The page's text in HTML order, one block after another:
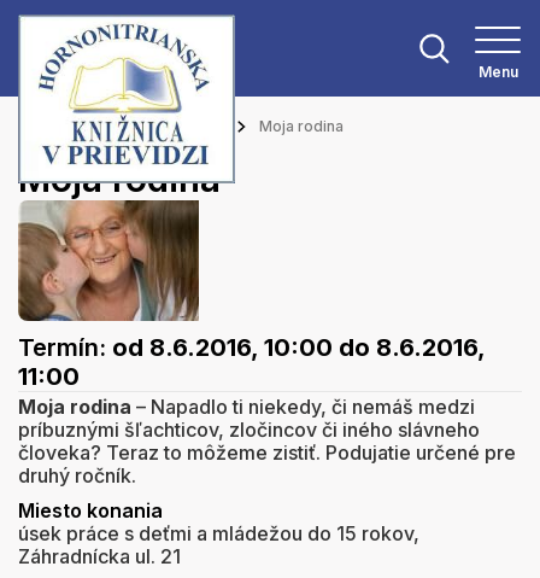
Menu
Hlavná stránka Podujatia Moja rodina
Moja rodina
Termín: od 8.6.2016, 10:00 do 8.6.2016,
11:00
Moja rodina – Napadlo ti niekedy, či nemáš medzi
príbuznými šľachticov, zločincov či iného slávneho
človeka? Teraz to môžeme zistiť. Podujatie určené pre
druhý ročník.
Miesto konania
úsek práce s deťmi a mládežou do 15 rokov,
Záhradnícka ul. 21